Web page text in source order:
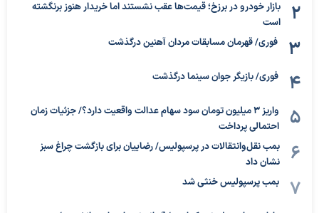
بازار خودرو در برزخ؛ قیمت‌ها عقب نشستند اما خریدار هنوز برنگشته
است
فوری/ قهرمان مسابقات مردان آهنین درگذشت
فوری/ بازیگر جوان سینما درگذشت
واریز ۳ میلیون تومان سود سهام عدالت واقعیت دارد؟/ جزئیات زمان
احتمالی پرداخت
بمب نقل‌وانتقالات در پرسپولیس/ رضاییان برای بازگشت چراغ سبز
نشان داد
بمب پرسپولیس خنثی شد